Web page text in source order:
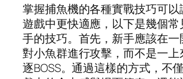
掌握捕魚機的各種實戰技巧可以
遊戲中更快適應，以下是幾個常
手的技巧。首先，新手應該在
對小魚群進行攻擊，而不是一上
逐BOSS。通過這樣的方式，不